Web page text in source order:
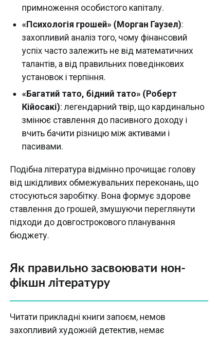
примноження особистого капіталу.
«Психологія грошей» (Морган Гаузел):
захопливий аналіз того, чому фінансовий
успіх часто залежить не від математичних
талантів, а від правильних поведінкових
установок і терпіння.
«Багатий тато, бідний тато» (Роберт
Кійосакі): легендарний твір, що кардинально
змінює ставлення до пасивного доходу і
вчить бачити різницю між активами і
пасивами.
Подібна література відмінно прочищає голову
від шкідливих обмежувальних переконань, що
стосуються заробітку. Вона формує здорове
ставлення до грошей, змушуючи переглянути
підходи до довгострокового планування
бюджету.
Як правильно засвоювати нон-
фікшн літературу
Читати прикладні книги запоєм, немов
захопливий художній детектив, немає